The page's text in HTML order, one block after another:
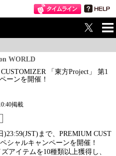
WORLD
「東方Project」 第1
ーンを開催！
掲載
)23:59(JST)まで、PREMIUM CUST
シャルキャンペーンを開催！
アイテムを10種類以上獲得し、